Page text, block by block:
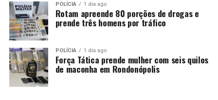
POLÍCIA 1 dia ago
Rotam apreende 80 porções de drogas e
prende três homens por tráfico
POLÍCIA 1 dia ago
Força Tática prende mulher com seis quilos
de maconha em Rondonópolis